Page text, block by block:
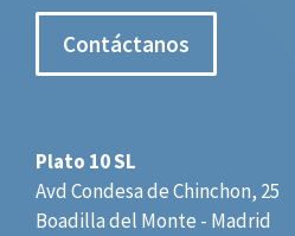
Contáctanos
Plato 10 SL
Avd Condesa de Chinchon, 25
Boadilla del Monte - Madrid